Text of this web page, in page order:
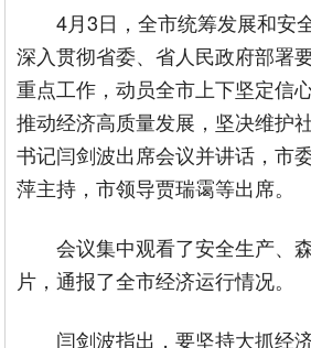
4月3日，全市统筹发展和安
深入贯彻省委、省人民政府部署
重点工作，动员全市上下坚定信
推动经济高质量发展，坚决维护
书记闫剑波出席会议并讲话，市
萍主持，市领导贾瑞霭等出席。
会议集中观看了安全生产、
片，通报了全市经济运行情况。
闫剑波指出，要坚持大抓经